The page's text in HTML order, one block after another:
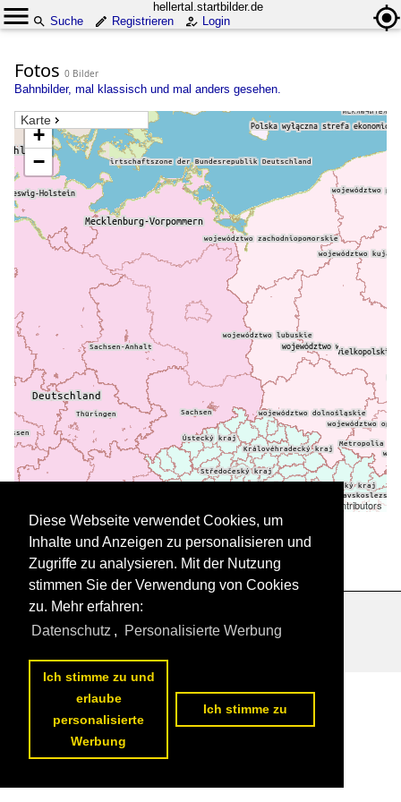
hellertal.startbilder.de
Suche
Registrieren Login
Fotos 0 Bilder
Bahnbilder, mal klassisch und mal anders gesehen.
Karte
+
−
contributors
Daten werden geladen
Datenschutzerklärung |Impressum| Kontakt
Diese Webseite verwendet Cookies, um
Inhalte und Anzeigen zu personalisieren und
Zugriffe zu analysieren. Mit der Nutzung
stimmen Sie der Verwendung von Cookies
zu. Mehr erfahren:
Datenschutz , Personalisierte Werbung
Ich stimme zu und
erlaube
personalisierte
Werbung
Ich stimme zu